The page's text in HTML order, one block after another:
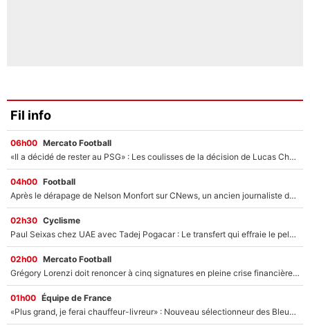
Fil info
06h00 Mercato Football
«Il a décidé de rester au PSG» : Les coulisses de la décision de Lucas Chevalier pour son transfert
04h00 Football
Après le dérapage de Nelson Monfort sur CNews, un ancien journaliste de France Télévisions relance la polémique sur les incendies en Gironde
02h30 Cyclisme
Paul Seixas chez UAE avec Tadej Pogacar : Le transfert qui effraie le peloton, «c’est la pire des choses qui puisse arriver»
02h00 Mercato Football
Grégory Lorenzi doit renoncer à cinq signatures en pleine crise financière : L’IA propose sept noms à l’OM pour un mercato réussi... à seulement 5M€ !
01h00 Équipe de France
«Plus grand, je ferai chauffeur-livreur» : Nouveau sélectionneur des Bleus, Zinédine Zidane s’était imaginé un avenir très différent lorsqu'il était enfant